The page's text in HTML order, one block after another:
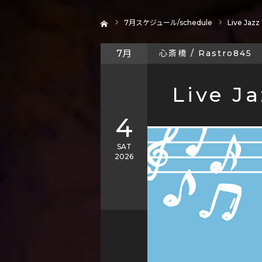
7月スケジュール/schedule Live Jazz
Live
7月
4
SAT
2026
心斎橋 / Rastro845